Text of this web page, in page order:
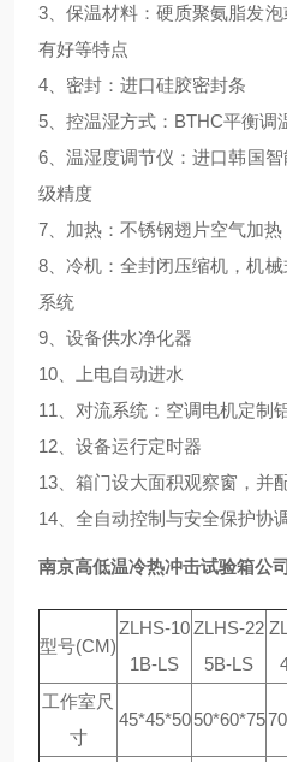
3、保温材料：硬质聚氨脂发
有好等特点
4、密封：进口硅胶密封条
5、控温湿方式：BTHC平衡调
6、温湿度调节仪：进口韩国
级精度
7、加热：不锈钢翅片空气加热
8、冷机：全封闭压缩机，机
系统
9、设备供水净化器
10、上电自动进水
11、对流系统：空调电机定制
12、设备运行定时器
13、箱门设大面积观察窗，并
14、全自动控制与安全保护协
南京高低温冷热冲击试验箱公司
型号(CM)
ZLHS-10
1B-LS
ZLHS-22
5B-LS
工作室尺
寸
45*45*50 50*60*75